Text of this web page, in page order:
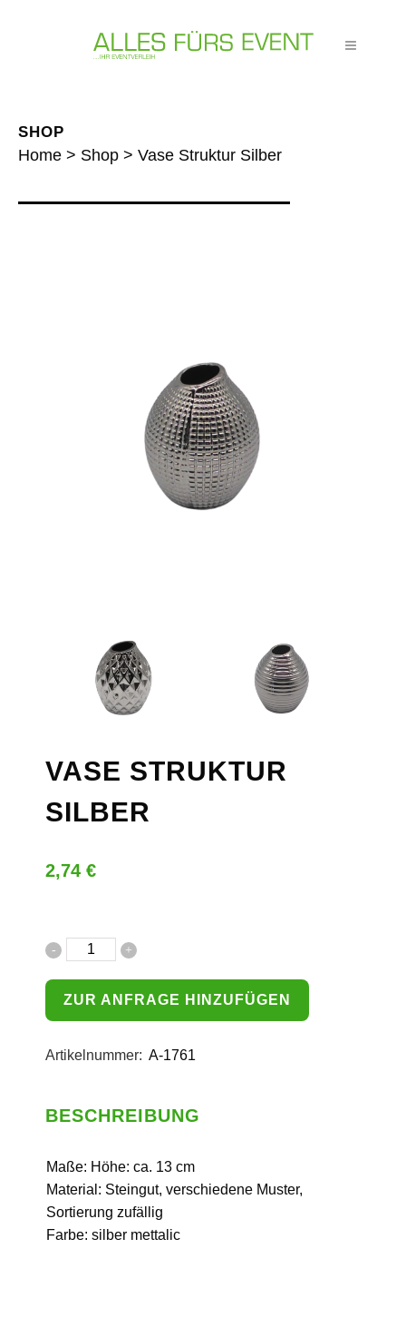
SHOP
Home > Shop > Vase Struktur Silber
VASE STRUKTUR
SILBER
2,74 €
ZUR ANFRAGE HINZUFÜGEN
Artikelnummer: A-1761
BESCHREIBUNG
Maße: Höhe: ca. 13 cm
Material: Steingut, verschiedene Muster,
Sortierung zufällig
Farbe: silber mettalic